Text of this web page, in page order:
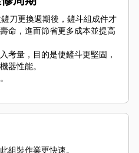
刀更換週期後，鏟斗組成件才
命，進而節省更多成本並提高
考量，目的是使鏟斗更堅固，
器性能。
組裝作業更快速。